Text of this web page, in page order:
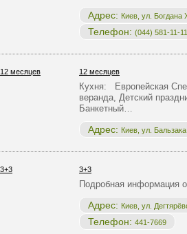
Адрес: Киев, ул. Богдана
Телефон: (044) 581-11-11
12 месяцев
Кухня: Европейская
веранда, Детский
Банкетный…
Адрес: Киев, ул.
3+3
Подробная информация
Адрес: Киев, ул.
Телефон: 441-7669